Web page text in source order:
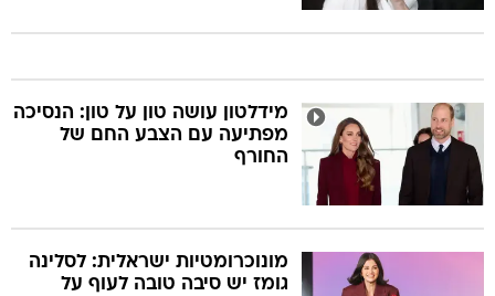
מידלטון עושה טון על טון: הנסיכה
מפתיעה עם הצבע החם של
החורף
מונוכרומטיות ישראלית: לסלינה
גומז יש סיבה טובה לעוף על